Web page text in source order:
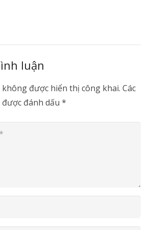
PHẦN MỀM
luận
không được hiển thị công khai. Các
đánh dấu *